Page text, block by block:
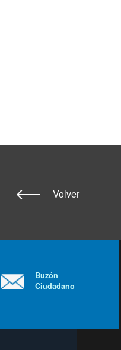
Volver
Buzón
Ciudadano